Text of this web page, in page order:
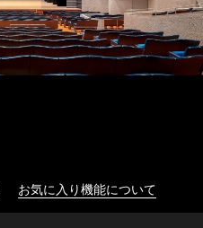
お気に入り機能について